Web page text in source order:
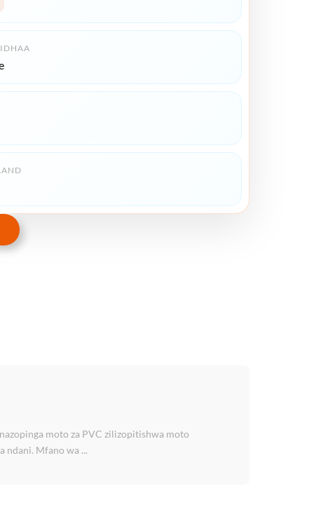
moto za PVC zilizopitishwa moto
ndani. Mfano wa ...